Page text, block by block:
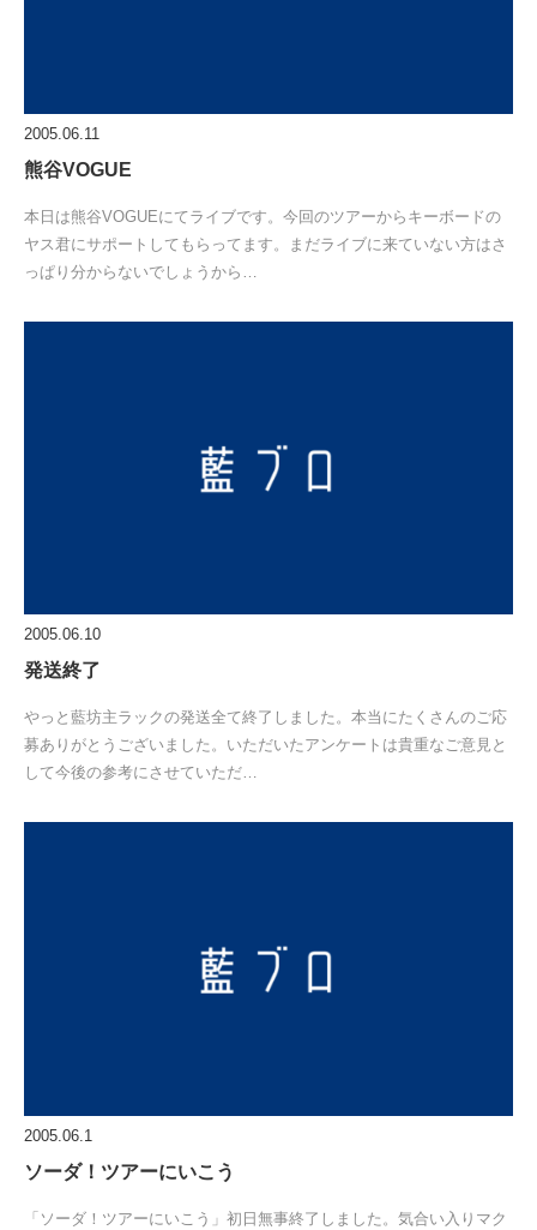
2005.06.11
熊谷VOGUE
本日は熊谷VOGUEにてライブです。今回のツアーからキーボードの
ヤス君にサポートしてもらってます。まだライブに来ていない方はさ
っぱり分からないでしょうから…
2005.06.10
発送終了
やっと藍坊主ラックの発送全て終了しました。本当にたくさんのご応
募ありがとうございました。いただいたアンケートは貴重なご意見と
して今後の参考にさせていただ…
2005.06.1
ソーダ！ツアーにいこう
「ソーダ！ツアーにいこう」初日無事終了しました。気合い入りマク